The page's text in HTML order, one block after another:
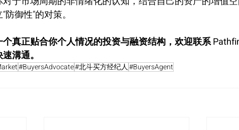
御性”的对策。
真正贴合你个人情况的投资与融资结构，欢迎联系
溝通。
#BuyersAdvocate#北斗买方经纪人#BuyersAgent